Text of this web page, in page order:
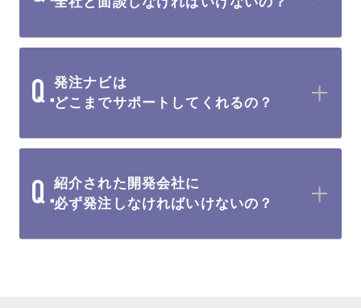
発注ナビは
どこまでサポートしてくれるの？
紹介された開発会社に
必ず発注しなければいけないの？